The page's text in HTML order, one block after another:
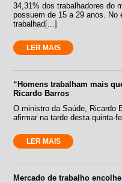
34,31% dos trabalhadores do
possuem de 15 a 29 anos. No
trabalhad[...]
LER MAIS
“Homens trabalham mais
Ricardo Barros
O ministro da Saúde, Ricardo
afirmar na tarde desta quinta-
LER MAIS
Mercado de trabalho